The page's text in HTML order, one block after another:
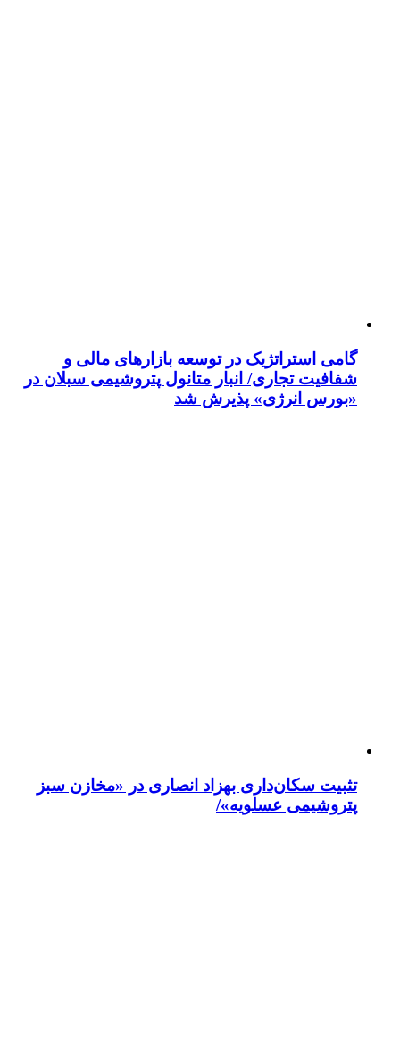
گامی استراتژیک در توسعه بازارهای مالی و
شفافیت تجاری/ انبار متانول پتروشیمی سبلان در
«بورس انرژی» پذیرش شد
تثبیت سکان‌داری بهزاد انصاری در «مخازن سبز
پتروشیمی عسلویه»/